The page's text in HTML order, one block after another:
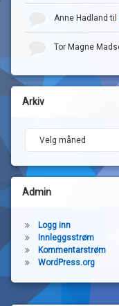
Anne Hadland til
Tor Magne
Arkiv
Admin
Logg inn
Innleggsstrøm
Kommentarstrøm
WordPress.org